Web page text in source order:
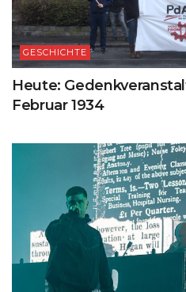
GESCHICHTE
Heute:
Februar 1934